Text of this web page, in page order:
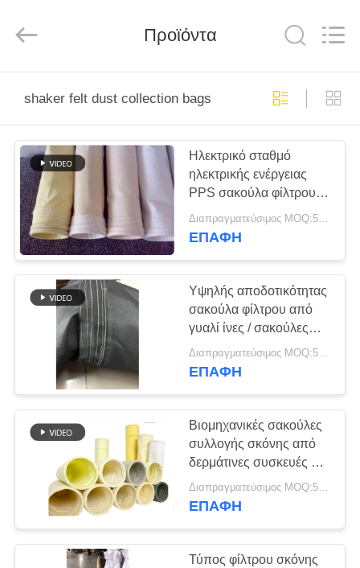
ΠΡΟΪΌΝΤΑ
ΣΧΕΤΙΚΆ
ΜΕ
ΕΜΆΣ
ΓΎΡΟΣ
ΕΡΓΟΣΤΑΣΊΩΝ
ΠΟΙΟΤΙΚΌΣ
ΈΛΕΓΧΟΣ
ΜΑΣ
ΕΛΆΤΕ
ΕΠΑΦΉ
ΜΕ
Technology
Co.,Ltd..
Reserved.
Προϊόντα
shaker felt dust collection bags
Ηλεκτρικό σταθμό
ηλεκτρικής ενέργειας
PPS σακούλα φίλτρου
Shaker σακούλες
συλλογής σκόνης felt
Διαπραγματεύσιμος MOQ:50 τεμ
ΕΠΑΦΉ
Υψηλής αποδοτικότητας
σακούλα φίλτρου από
γυαλί ίνες / σακούλες
συλλέκτη σκόνης φέλτου
Διαπραγματεύσιμος MOQ:50 τεμ
ΕΠΑΦΉ
Βιομηχανικές σακούλες
συλλογής σκόνης από
δερμάτινες συσκευές για
κλιβάνες χάλυβα
Διαπραγματεύσιμος MOQ:50 τεμ
ΕΠΑΦΉ
Τύπος φίλτρου σκόνης